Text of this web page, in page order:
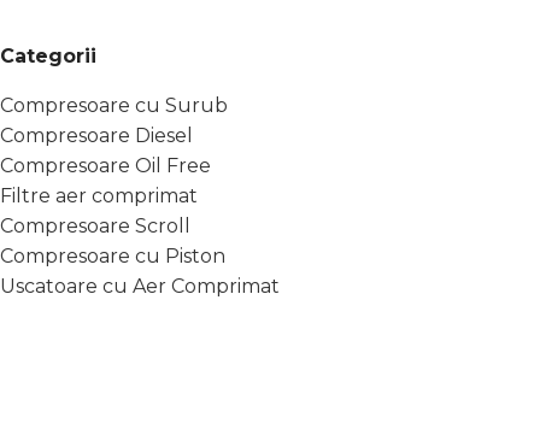
Categorii
Compresoare cu Surub
Compresoare Diesel
Compresoare Oil Free
Filtre aer comprimat
Compresoare Scroll
Compresoare cu Piston
Uscatoare cu Aer Comprimat